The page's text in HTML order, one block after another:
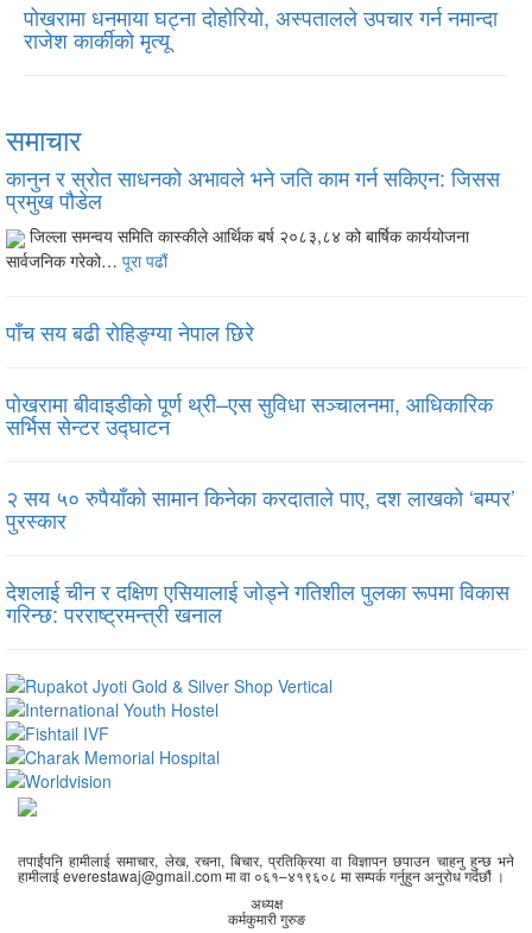
पोखरामा धनमाया घट्ना दोहोरियो, अस्पतालले उपचार गर्न नमान्दा
राजेश कार्कीको मृत्यू
समाचार
कानुन र स्रोत साधनको अभावले भने जति काम गर्न सकिएन: जिसस
प्रमुख पौडेल
जिल्ला समन्वय समिति कास्कीले आर्थिक बर्ष २०८३,८४ को बार्षिक कार्ययोजना
सार्वजनिक गरेको… पूरा पढौं
पाँच सय बढी रोहिङ्ग्या नेपाल छिरे
पोखरामा बीवाइडीको पूर्ण थ्री–एस सुविधा सञ्चालनमा, आधिकारिक
सर्भिस सेन्टर उद्घाटन
२ सय ५० रुपैयाँको सामान किनेका करदाताले पाए, दश लाखको ‘बम्पर’
पुरस्कार
देशलाई चीन र दक्षिण एसियालाई जोड्ने गतिशील पुलका रूपमा विकास
गरिन्छ: परराष्ट्रमन्त्री खनाल
तपाईंपनि हामीलाई समाचार, लेख, रचना, बिचार, प्रतिक्रिया वा विज्ञापन छपाउन चाहनु हुन्छ भने
हामीलाई everestawaj@gmail.com मा वा ०६१–४१९६०८ मा सम्पर्क गर्नुहुन अनुरोध गर्दछौं ।
अध्यक्ष
कर्मकुमारी गुरुङ